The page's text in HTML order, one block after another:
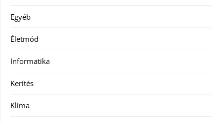
Egyéb
Életmód
Informatika
Kerítés
Klíma